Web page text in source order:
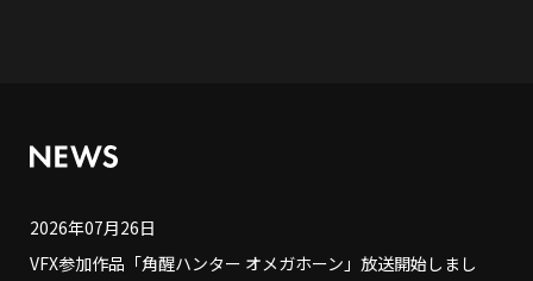
2026年07月26日
VFX参加作品「角醒ハンター オメガホーン」放送開始しまし